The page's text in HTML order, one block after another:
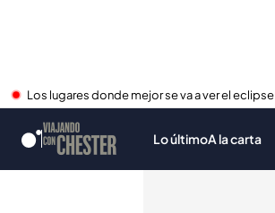
Los lugares donde mejor se va a ver el eclipse
Lo últimoA la carta